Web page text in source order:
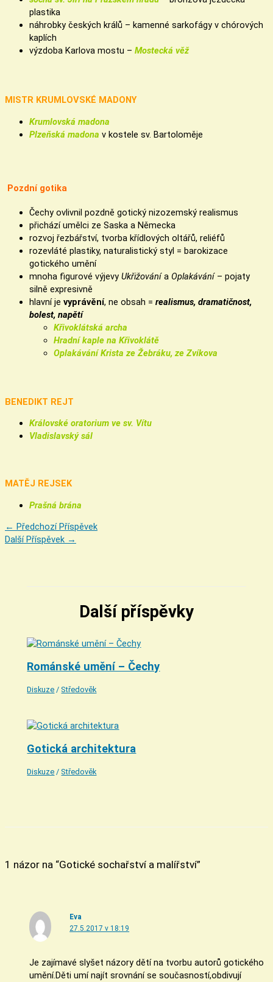
plastika
náhrobky českých králů – kamenné sarkofágy v chórových
kaplích
výzdoba Karlova mostu – Mostecká věž
MISTR KRUMLOVSKÉ MADONY
Krumlovská madona
Plzeňská madona v kostele sv. Bartoloměje
Pozdní gotika
Čechy ovlivnil pozdně gotický nizozemský realismus
přichází umělci ze Saska a Německa
rozvoj řezbářství, tvorba křídlových oltářů, reliéfů
rozevláté plastiky, naturalistický styl = barokizace
gotického umění
mnoha figurové výjevy Ukřižovánía Oplakávání – pojaty
silně expresivně
hlavní je vyprávění, ne obsah = realismus, dramatičnost,
bolest, napětí
Křivoklátská archa
Hradní kaple na Křivoklátě
Oplakávání Krista ze Žebráku, ze Zvíkova
BENEDIKT REJT
Královské oratorium ve sv. Vítu
Vladislavský sál
MATĚJ REJSEK
Prašná brána
← Předchozí Příspěvek
Další Příspěvek →
Další příspěvky
Románské umění – Čechy
Diskuze /Středověk
Gotická architektura
Diskuze /Středověk
1 názor na “Gotické sochařství a malířství”
Eva
27.5.2017 v 18:19
Je zajímavé slyšet názory dětí na tvorbu autorů gotického
umění.Děti umí najít srovnání se současností,obdivují